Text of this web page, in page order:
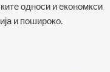
односи и економкси
и пошироко.